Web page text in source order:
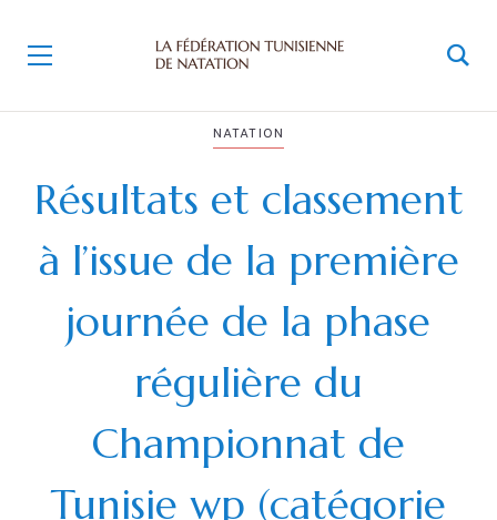
NATATION
Résultats et classement
à l’issue de la première
journée de la phase
régulière du
Championnat de
Tunisie wp (catégorie